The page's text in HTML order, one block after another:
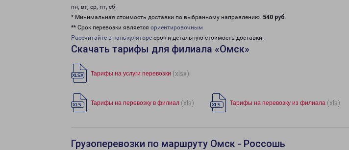
пн, вт, ср, пт, сб
* Минимальная стоимость доставки по выбранному направлению: 540 руб.
** Срок перевозки является ориентировочным
Рассчитайте в калькуляторе срок и детальную стоимость доставки.
Скачать тарифы для филиала «Омск»
Тарифы на услуги перевозки (xlsx)
Тарифы на перевозку в филиал (xls) Тарифы на перевозку из филиала (xls)
Грузоперевозки по маршруту Омск - Россошь